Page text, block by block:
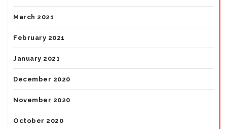
March 2021
February 2021
January 2021
December 2020
November 2020
October 2020